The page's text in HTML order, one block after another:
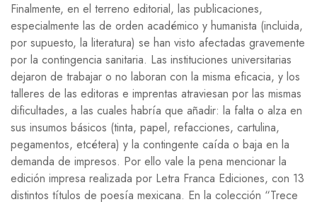
Finalmente, en el terreno editorial, las publicaciones,
especialmente las de orden académico y humanista (incluida,
por supuesto, la literatura) se han visto afectadas gravemente
por la contingencia sanitaria. Las instituciones universitarias
dejaron de trabajar o no laboran con la misma eficacia, y los
talleres de las editoras e imprentas atraviesan por las mismas
dificultades, a las cuales habría que añadir: la falta o alza en
sus insumos básicos (tinta, papel, refacciones, cartulina,
pegamentos, etcétera) y la contingente caída o baja en la
demanda de impresos. Por ello vale la pena mencionar la
edición impresa realizada por Letra Franca Ediciones, con 13
distintos títulos de poesía mexicana. En la colección “Trece